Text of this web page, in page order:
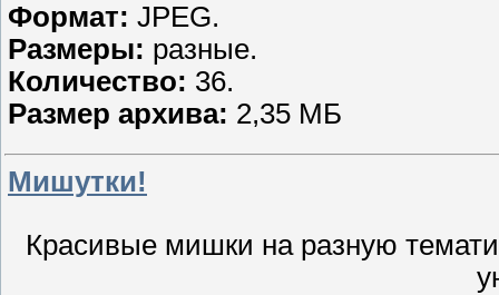
Формат: JPEG.
Размеры: разные.
Количество: 36.
Размер архива: 2,35 МБ
Мишутки!
Красивые мишки на разную